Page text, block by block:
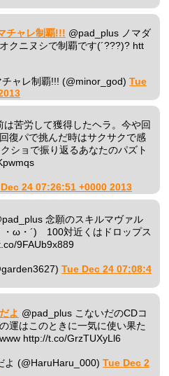
チャレ制覇!!! @pad_plus ノマダ
クニヌシで制覇です(´???)? htt
ャレ制覇!!! (@minor_god)Tue
は苦労して獲得したヘラ。今や回
復パで挑んだ時はサクサクで感
ショで振り返るあなたのパズト
24 07:26:51 +0000 2013
念願のスキルマヴァル
・ω・´) 100対近くはドロップス
9FAUb9x889
Tue Dec 24 07:08:4
よ @pad_plus こないだのCDコ
運はこのときに一気に使い果た
http://t.co/GrzTUXyLl6
よ (@HaruHaru_000)Tue Dec 2